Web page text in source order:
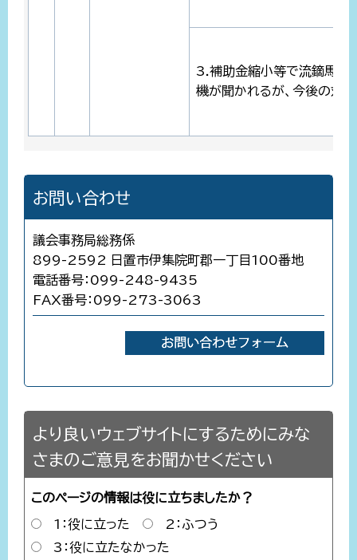
3.補助金縮小等で流鏑馬な
機が聞かれるが、今後の対
お問い合わせ
議会事務局総務係
899-2592 日置市伊集院町郡一丁目100番地
電話番号：099-248-9435
FAX番号：099-273-3063
より良いウェブサイトにするためにみな
さまのご意見をお聞かせください
このページの情報は役に立ちましたか？
1：役に立った
2：ふつう
3：役に立たなかった